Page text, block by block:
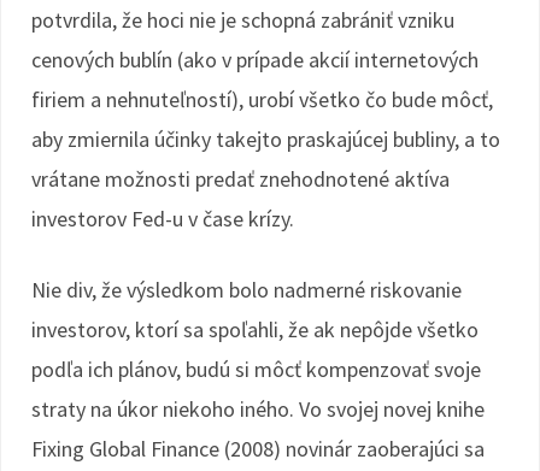
potvrdila, že hoci nie je schopná zabrániť vzniku
cenových bublín (ako v prípade akcií internetových
firiem a nehnuteľností), urobí všetko čo bude môcť,
aby zmiernila účinky takejto praskajúcej bubliny, a to
vrátane možnosti predať znehodnotené aktíva
investorov Fed-u v čase krízy.
Nie div, že výsledkom bolo nadmerné riskovanie
investorov, ktorí sa spoľahli, že ak nepôjde všetko
podľa ich plánov, budú si môcť kompenzovať svoje
straty na úkor niekoho iného. Vo svojej novej knihe
Fixing Global Finance (2008) novinár zaoberajúci sa